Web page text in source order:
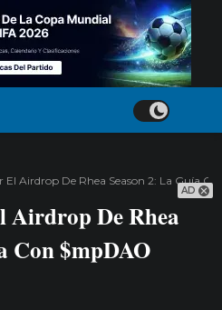
AD
El Airdrop De Rhea Season 2: La Guía
Airdrop De Rhea
Con $mpDAO